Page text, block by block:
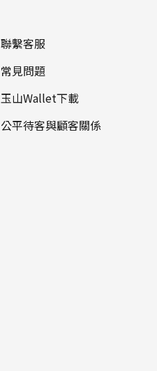
聯繫客服
常見問題
玉山Wallet下載
公平待客與顧客關係